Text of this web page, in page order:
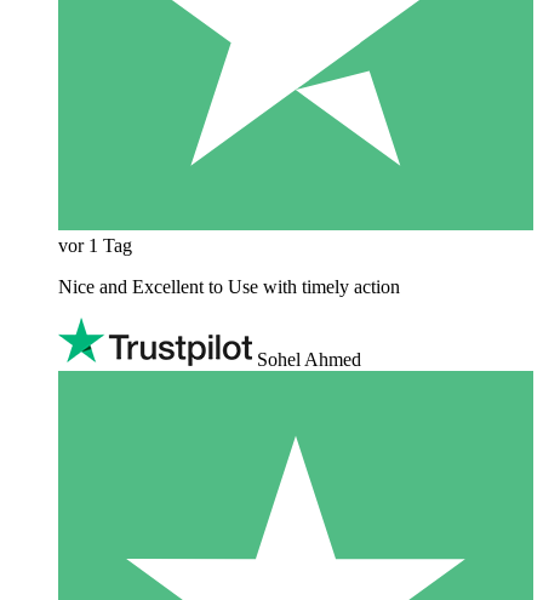
vor 1 Tag
Nice and Excellent to Use with timely action
Sohel Ahmed